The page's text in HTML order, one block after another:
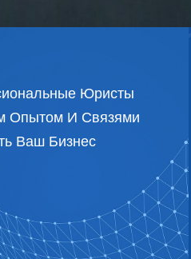
Юристы
Опытом И Связями
Ваш Бизнес